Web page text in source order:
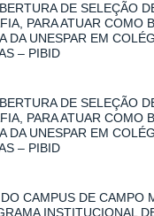
DE SELEÇÃO
PARA ATUAR COMO
DA UNESPAR EM
– PIBID
DE SELEÇÃO
PARA ATUAR COMO
DA UNESPAR EM
– PIBID
CAMPUS DE CAMPO
INSTITUCIONAL